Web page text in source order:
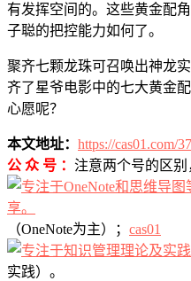
有发挥空间的。这些黄金配
子聪的把控能力如何了。
聚齐七颗龙珠可召唤出神龙
齐了星爷电影中的七大黄金
心愿呢？
本文地址： https://cas01.com/
公 众 号 ： 注意两个号的区别
（OneNote为主）； cas01
实践）。